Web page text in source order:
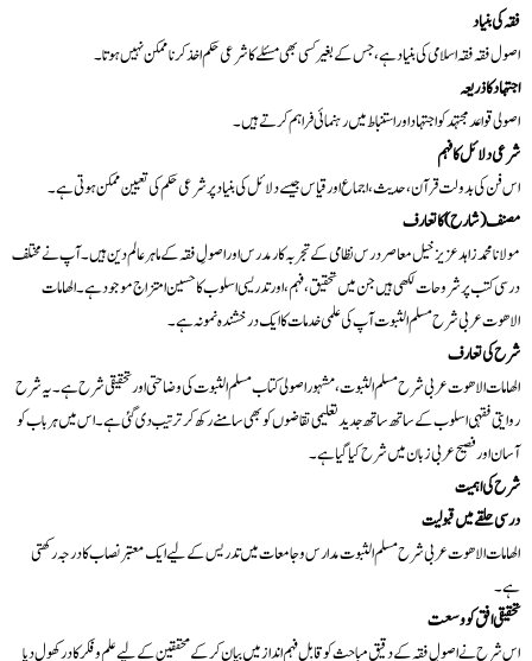
فقہ کی بنیاد
اصول فقہ فقہ اسلامی کی بنیاد ہے، جس کے بغیر کسی بھی مسئلے کا شرعی حکم اخذ کرنا ممکن نہیں ہوتا۔
اجتہاد کا ذریعہ
اصولی قواعد مجتہد کو اجتہاد اور استنباط میں رہنمائی فراہم کرتے ہیں۔
شرعی دلائل کا فہم
اس فن کی بدولت قرآن، حدیث، اجماع اور قیاس جیسے دلائل کی بنیاد پر شرعی حکم کی تعیین ممکن ہوتی ہے۔
مصنف (شارح) کا تعارف
مولانا محمد زاہد عزیز خیل معاصر درس نظامی کے تجربہ کار مدرس اور اصولِ فقہ کے ماہر عالم دین ہیں۔ آپ نے مختلف
درسی کتب پر شروحات لکھی ہیں جن میں تحقیق، فہم، اور تدریسی اسلوب کا حسین امتزاج موجود ہے۔ الھامات
الاھوت عربی شرح مسلم الثبوت آپ کی علمی خدمات کا ایک درخشندہ نمونہ ہے۔
شرح کی تعارف
الھامات الاھوت عربی شرح مسلم الثبوت، مشہور اصولی کتاب مسلم الثبوت کی وضاحتی اور تحقیقی شرح ہے۔ یہ شرح
روایتی فقہی اسلوب کے ساتھ ساتھ جدید تعلیمی تقاضوں کو بھی سامنے رکھ کر ترتیب دی گئی ہے۔ اس میں ہر باب کو
آسان اور فصیح عربی زبان میں شرح کیا گیا ہے۔
شرح کی اہمیت
درسی حلقے میں قبولیت
الھامات الاھوت عربی شرح مسلم الثبوتمدارس و جامعات میں تدریس کے لیے ایک معتبر نصاب کا درجہ رکھتی
ہے۔
تحقیقی افق کو وسعت